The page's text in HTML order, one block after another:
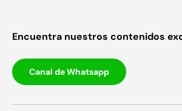
Encuentra nuestros contenidos
Canal de Whatsapp